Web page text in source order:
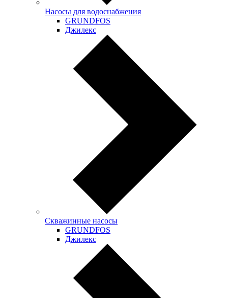
Насосы для водоснабжения
GRUNDFOS
Джилекс
Скважинные насосы
GRUNDFOS
Джилекс